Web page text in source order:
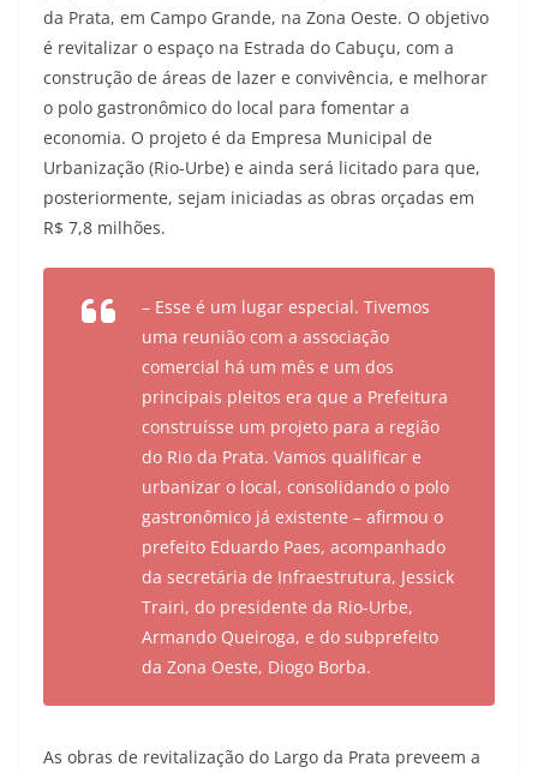
da Prata, em Campo Grande, na Zona Oeste. O objetivo
é revitalizar o espaço na Estrada do Cabuçu, com a
construção de áreas de lazer e convivência, e melhorar
o polo gastronômico do local para fomentar a
economia. O projeto é da Empresa Municipal de
Urbanização (Rio-Urbe) e ainda será licitado para que,
posteriormente, sejam iniciadas as obras orçadas em
R$ 7,8 milhões.
– Esse é um lugar especial. Tivemos
uma reunião com a associação
comercial há um mês e um dos
principais pleitos era que a Prefeitura
construísse um projeto para a região
do Rio da Prata. Vamos qualificar e
urbanizar o local, consolidando o polo
gastronômico já existente – afirmou o
prefeito Eduardo Paes, acompanhado
da secretária de Infraestrutura, Jessick
Trairi, do presidente da Rio-Urbe,
Armando Queiroga, e do subprefeito
da Zona Oeste, Diogo Borba.
As obras de revitalização do Largo da Prata preveem a